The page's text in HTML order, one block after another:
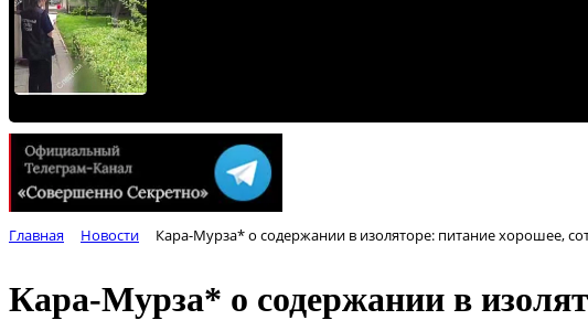
Главная Новости Кара-Мурза* о содержании в изоляторе: питание хорошее,
Кара-Мурза* о содержании в